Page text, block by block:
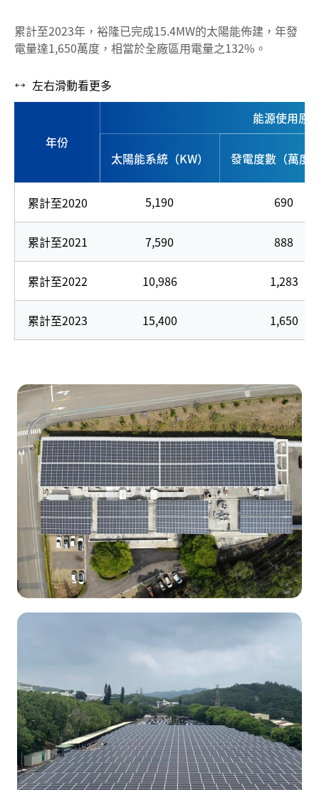
累計至2023年，裕隆已完成15.4MW的太陽能佈建，年發
電量達1,650萬度，相當於全廠區用電量之132%。
左右滑動看更多
年份
能源使用原
太陽能系統（KW） 發電度數（萬度/
累計至2020 5,190 690
累計至2021 7,590 888
累計至2022 10,986 1,283
累計至2023 15,400 1,650